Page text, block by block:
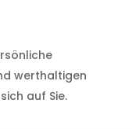
werthaltigen
auf Sie.